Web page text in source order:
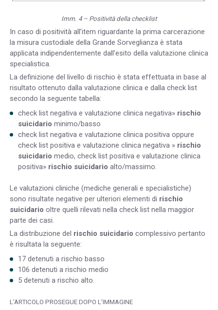
Imm. 4 – Positività della checklist
In caso di positività all’item riguardante la prima carcerazione
la misura custodiale della Grande Sorveglianza è stata
applicata indipendentemente dall’esito della valutazione clinica
specialistica.
La definizione del livello di rischio è stata effettuata in base al
risultato ottenuto dalla valutazione clinica e dalla check list
secondo la seguente tabella:
check list negativa e valutazione clinica negativa» rischio
suicidario minimo/basso
check list negativa e valutazione clinica positiva oppure
check list positiva e valutazione clinica negativa » rischio
suicidario medio, check list positiva e valutazione clinica
positiva» rischio suicidario alto/massimo.
Le valutazioni cliniche (mediche generali e specialistiche)
sono risultate negative per ulteriori elementi di rischio
suicidario oltre quelli rilevati nella check list nella maggior
parte dei casi.
La distribuzione del rischio suicidario complessivo pertanto
è risultata la seguente:
17 detenuti a rischio basso
106 detenuti a rischio medio
5 detenuti a rischio alto.
L’ARTICOLO PROSEGUE DOPO L’IMMAGINE